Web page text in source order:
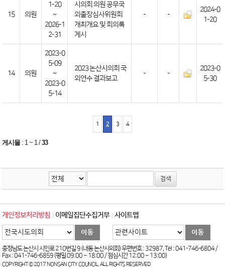
15 의원
1-20
~
2026-1
2-31
시의회 의원 공무국
외출장심사위원회
개최개요 및 회의록
게시
- -
2024-0
1-20
14 의원
2023-0
5-09
~
2023-0
5-14
2023 논산시의회 국
외연수 결과보고
- -
2023-0
5-30
1 2 3 4
게시물: 1 ~ 1/33
개인정보처리방침 이메일집단수집거부 사이트맵
충청남도 논산시 시민로 210번길 9 (내동 논산시의회) 우편번호 : 32987, Tel : 041-746-6804 /
Fax : 041-746-6859 (평일 09:00 ~ 18:00 / 점심시간 12:00 ~ 13:00)
COPYRIGHT © 2017 NONSAN CITY COUNCIL. ALL RIGHTS RESERVED